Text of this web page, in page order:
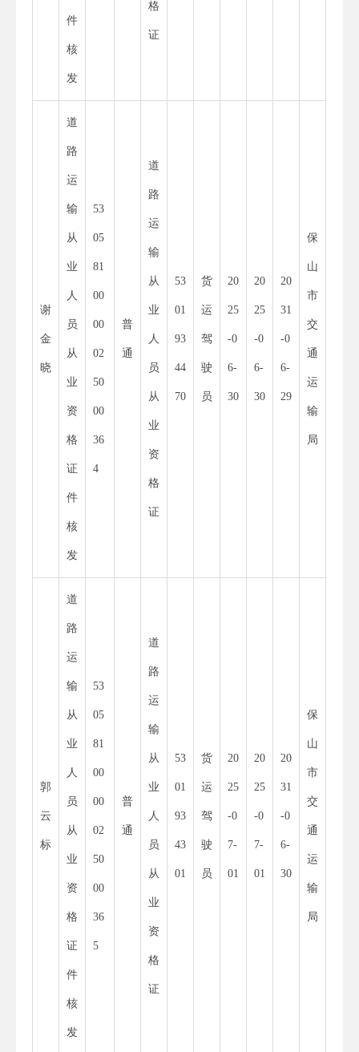
件
核
发
格
证
谢
金
晓
道
路
运
输
从
业
人
员
从
业
资
格
证
件
核
发
53
05
81
00
00
02
50
00
36
4
普
通
道
路
运
输
从
业
人
员
从
业
资
格
证
53
01
93
44
70
货
运
驾
驶
员
20
25
-0
6-
30
20
25
-0
6-
30
20
31
-0
6-
29
保
山
市
交
通
运
输
局
郭
云
标
道
路
运
输
从
业
人
员
从
业
资
格
证
件
核
发
53
05
81
00
00
02
50
00
36
5
普
通
道
路
运
输
从
业
人
员
从
业
资
格
证
53
01
93
43
01
货
运
驾
驶
员
20
25
-0
7-
01
20
25
-0
7-
01
20
31
-0
6-
30
保
山
市
交
通
运
输
局